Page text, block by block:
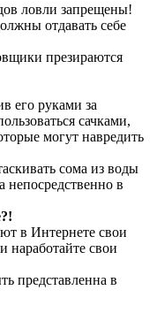
ловли запрещены!
отдавать себе
презираются
его руками за
сачками,
могут навредить
сома из воды
непосредственно в
в Интернете свои
наработайте свои
представленна в